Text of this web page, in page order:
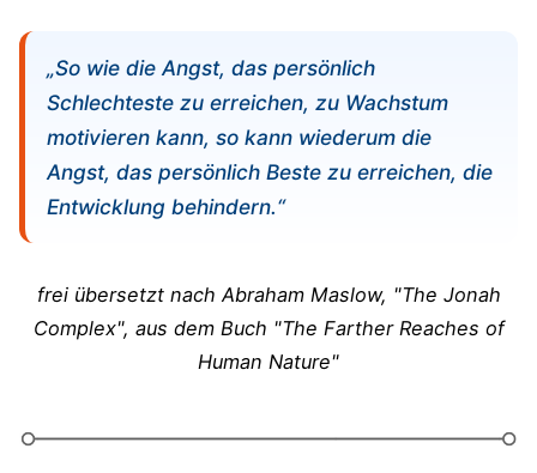
„So wie die Angst, das persönlich
Schlechteste zu erreichen, zu Wachstum
motivieren kann, so kann wiederum die
Angst, das persönlich Beste zu erreichen, die
Entwicklung behindern.“
frei übersetzt nach Abraham Maslow, "The Jonah
Complex", aus dem Buch "The Farther Reaches of
Human Nature"